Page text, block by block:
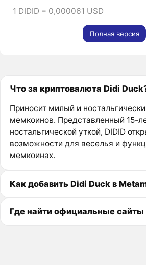
1 DIDID = 0,000061 USD
Полная версия
Что за криптовалюта Didi
Приносит милый и
мемкоинов. Представленный 15-
ностальгической уткой, DIDID
возможности для веселья и
мемкоинах.
Как добавить Didi Duck в
Где найти официальные сайты